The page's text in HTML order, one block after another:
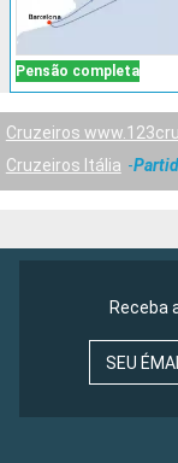
Pensão completa
Cruzeiros
Cruzeiros Itália
Receba
SEU